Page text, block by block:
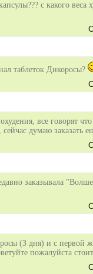
с какого веса
таблеток Дикоросы?
все говорят
сейчас думаю заказать
заказывала
(3 дня) и с первой
пожалуйста